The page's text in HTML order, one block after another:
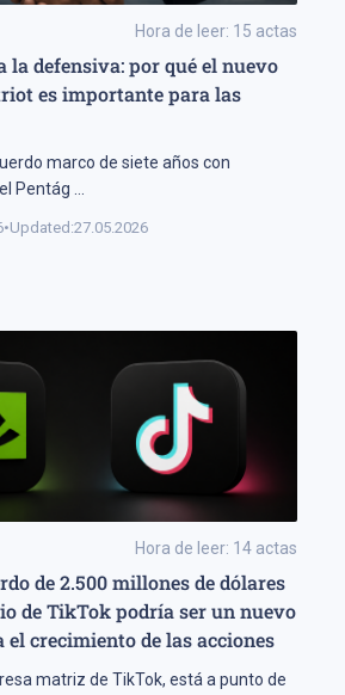
Hora de leer: 15 actas
la defensiva: por qué el nuevo
es importante para las
marco de siete años con
Pentág ...
•Updated:27.05.2026
Hora de leer: 14 actas
de 2.500 millones de dólares
de TikTok podría ser un nuevo
crecimiento de las acciones
matriz de TikTok, está a punto de